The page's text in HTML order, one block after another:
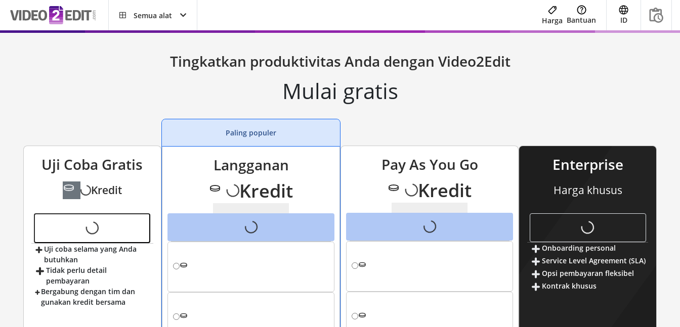
Semua alat
Harga Bantuan ID
Tingkatkan produktivitas Anda dengan Video2Edit
Mulai gratis
Uji Coba Gratis
Kredit
Uji coba selama yang Anda
butuhkan
Tidak perlu detail
pembayaran
Bergabung dengan tim dan
gunakan kredit bersama
Paling populer
Langganan
Kredit
Pay As You Go
Kredit
Enterprise
Harga khusus
Onboarding personal
Service Level Agreement (SLA)
Opsi pembayaran fleksibel
Kontrak khusus